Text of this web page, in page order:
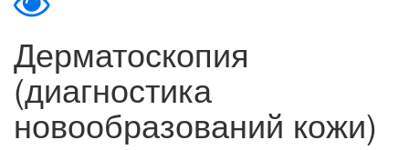
Дерматоскопия
(диагностика
новообразований кожи)